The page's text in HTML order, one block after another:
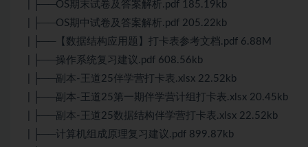
| ├──OS期末试卷及答案解析.pdf 185.19kb
| ├──OS期中试卷及答案解析.pdf 205.22kb
| ├──【数据结构应用题】打卡表参考文档.pdf 6.88M
| ├──操作系统复习建议.pdf 608.56kb
| ├──副本-王道25伴学营打卡表.xlsx 22.52kb
| ├──副本-王道25第一期伴学营计组打卡表.xlsx 20.45kb
| ├──副本-王道25数据结构伴学营打卡表.xlsx 22.52kb
| ├──计算机组成原理复习建议.pdf 899.87kb